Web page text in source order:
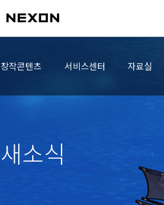
창작콘텐츠 서비스센터 자료실
새소식